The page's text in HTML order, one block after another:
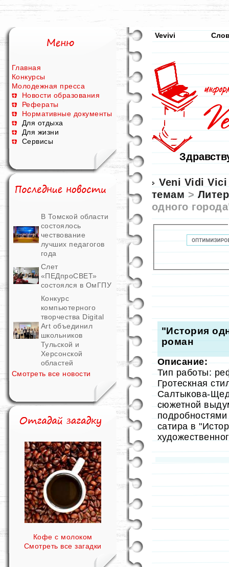
Главная
Конкурсы
Молодежная пресса
Новости образования
Рефераты
Нормативные документы
Для отдыха
Для жизни
Сервисы
В Томской области
состоялось
чествование
лучших педагогов
года
Слет
«ПЕДпроСВЕТ»
состоялся в ОмГПУ
Конкурс
компьютерного
творчества Digital
Art объединил
школьников
Тульской и
Херсонской
областей
Смотреть все новости
Кофе с молоком
Смотреть все загадки
Vevivi
Veni Vidi Vici
темам >
одного
"История
роман
Описание:
Тип работы:
Гротескная
Салтыкова-
сюжетной
сатира в